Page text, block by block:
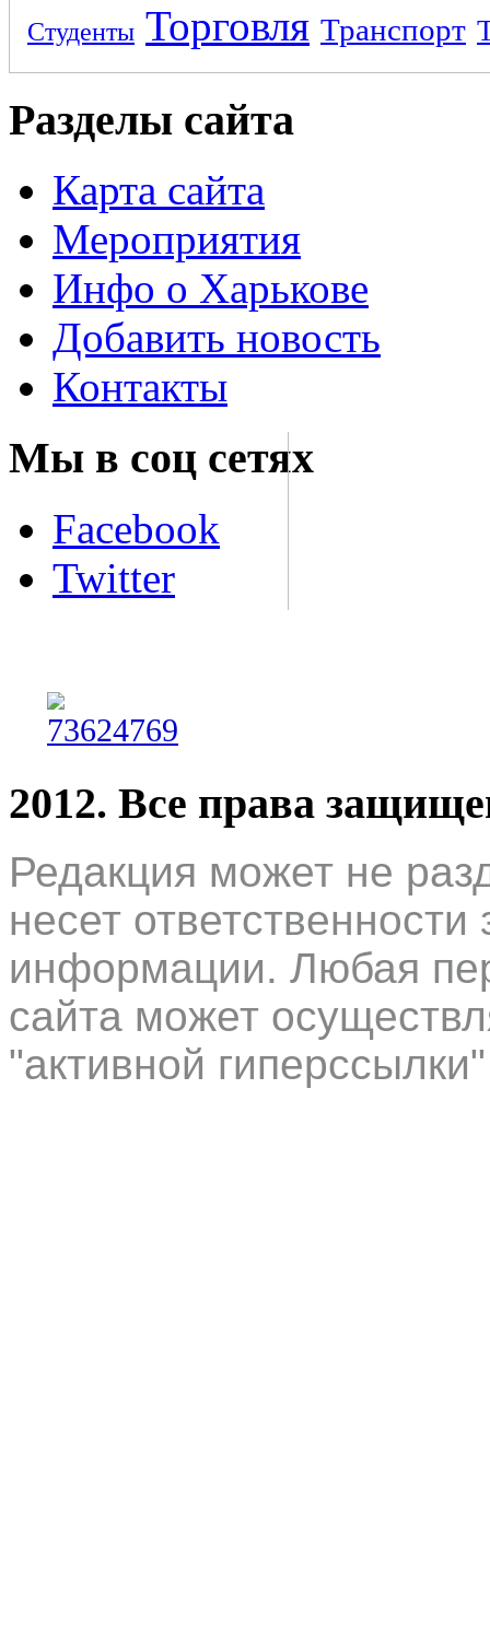
Студенты Торговля Транспорт
Разделы сайта
Карта сайта
Мероприятия
Инфо о Харькове
Добавить новость
Контакты
Мы в соц сетях
Facebook
Twitter
2012. Все права
Редакция может не
несет
информации. Любая
сайта может
"активной